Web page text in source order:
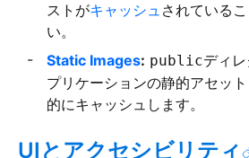
ストがキャッシュ されている
い。
Static Images: publicディ
プリケーションの静的アセッ
的にキャッシュします。
UIとアクセシビリティ